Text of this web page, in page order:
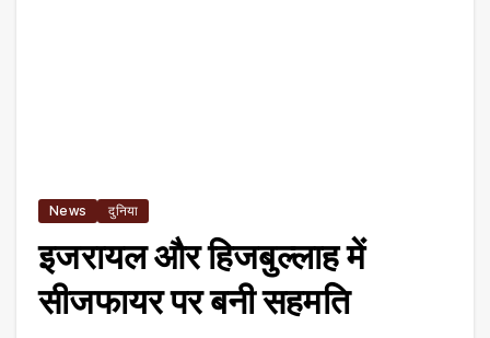
News दुनिया
इजरायल और हिजबुल्लाह में
सीजफायर पर बनी सहमति